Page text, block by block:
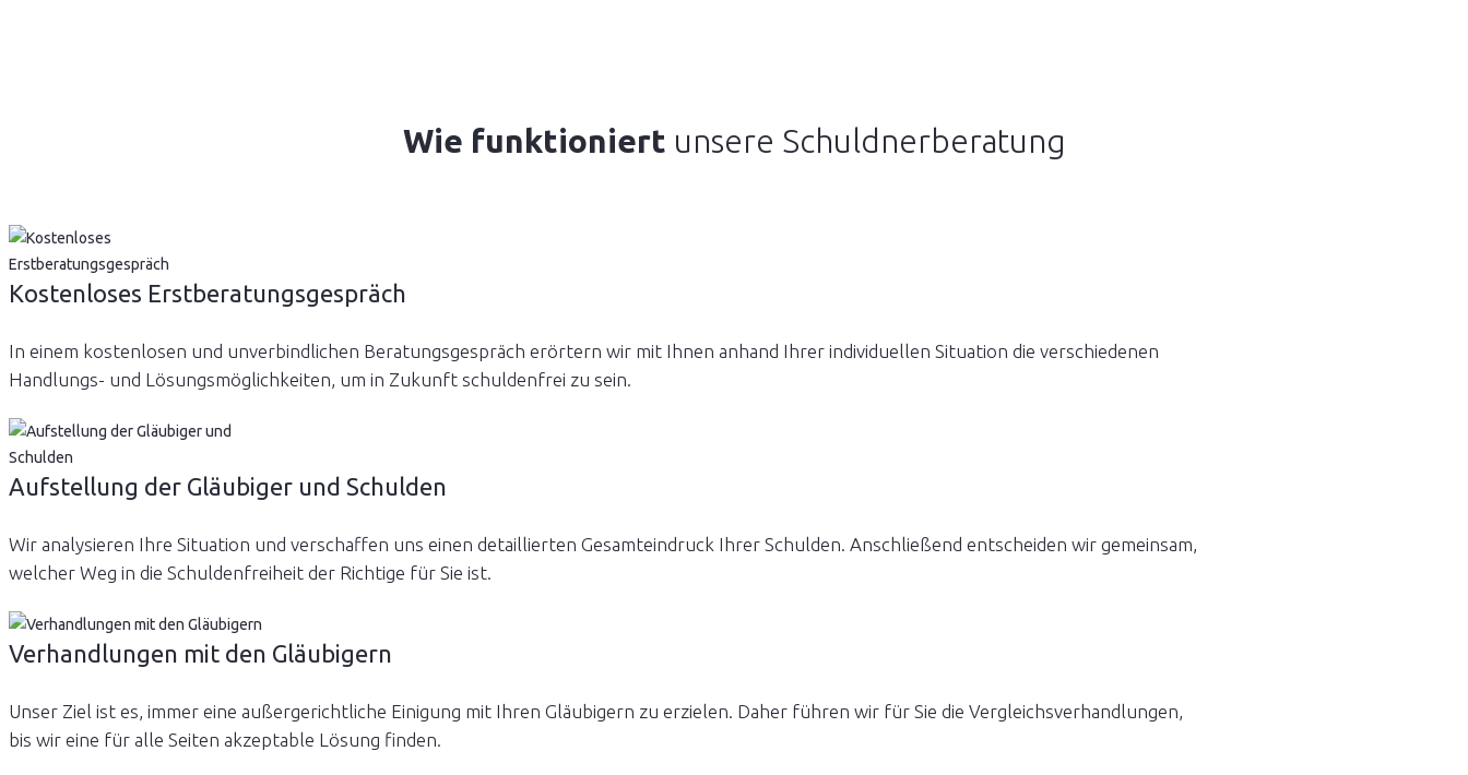
Wie funktioniert unsere Schuldnerberatung
Kostenloses Erstberatungsgespräch
In einem kostenlosen und unverbindlichen Beratungsgespräch erörtern wir mit Ihnen anhand Ihrer individuellen Situation die verschiedenen
Handlungs- und Lösungsmöglichkeiten, um in Zukunft schuldenfrei zu sein.
Aufstellung der Gläubiger und Schulden
Wir analysieren Ihre Situation und verschaffen uns einen detaillierten Gesamteindruck Ihrer Schulden. Anschließend entscheiden wir gemeinsam,
welcher Weg in die Schuldenfreiheit der Richtige für Sie ist.
Verhandlungen mit den Gläubigern
Unser Ziel ist es, immer eine außergerichtliche Einigung mit Ihren Gläubigern zu erzielen. Daher führen wir für Sie die Vergleichsverhandlungen,
bis wir eine für alle Seiten akzeptable Lösung finden.